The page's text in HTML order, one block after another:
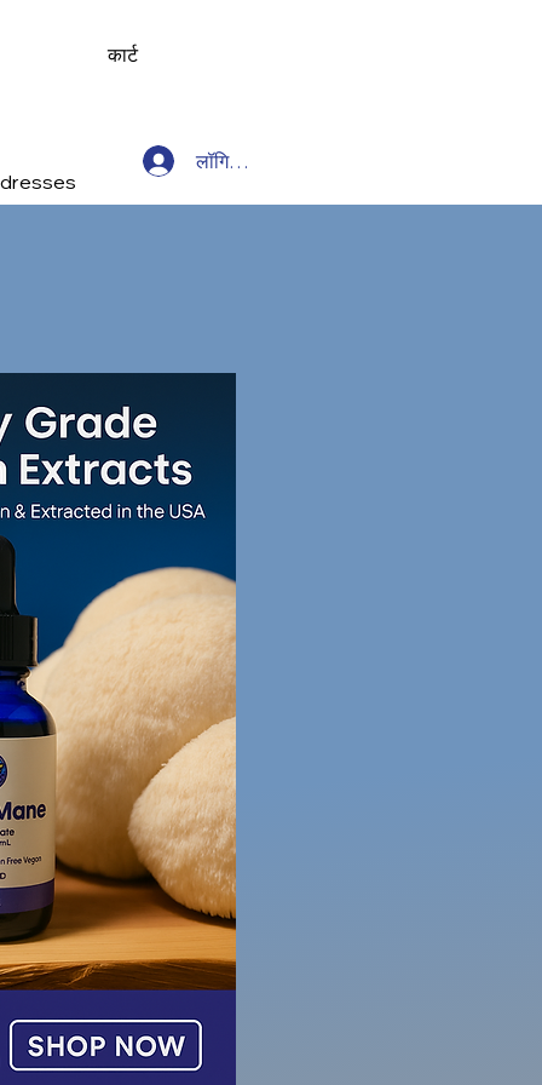
कार्ट
लॉगिन करें